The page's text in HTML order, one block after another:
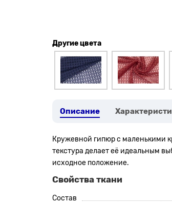
Другие цвета
Описание
Кружевной гипюр с маленькими
текстура делает её идеальным
исходное положение.
Свойства ткани
Состав